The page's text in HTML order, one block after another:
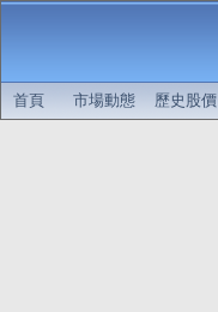
首頁 市場動態 歷史股價